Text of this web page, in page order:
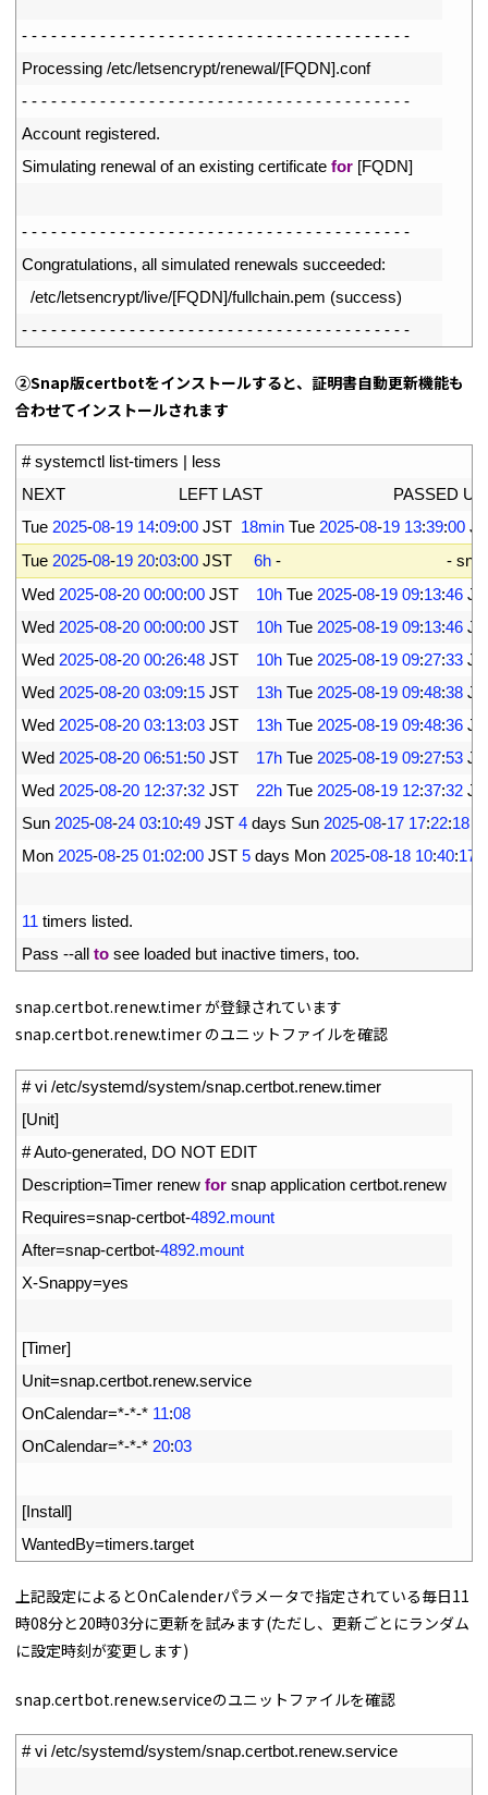
- - - - - - - - - - - - - - - - - - - - - - - - - - - - - - - - - - - - - - - -
Processing /etc/letsencrypt/renewal/[FQDN].conf
- - - - - - - - - - - - - - - - - - - - - - - - - - - - - - - - - - - - - - - -
Account registered.
Simulating renewal of an existing certificate for [FQDN]
- - - - - - - - - - - - - - - - - - - - - - - - - - - - - - - - - - - - - - - -
Congratulations, all simulated renewals succeeded:
/etc/letsencrypt/live/[FQDN]/fullchain.pem (success)
- - - - - - - - - - - - - - - - - - - - - - - - - - - - - - - - - - - - - - - -
②Snap版certbotをインストールすると、証明書自動更新機能も
合わせてインストールされます
# systemctl list-timers | less
NEXT
LEFT LAST PASSED
Tue 2025-08-19 14:09:00 JST 18min Tue 2025-08-19 13:39:00
Tue 2025-08-19 20:03:00 JST 6h - -
Wed 2025-08-20 00:00:00 JST 10h Tue 2025-08-19 09:13:46
Wed 2025-08-20 00:00:00 JST 10h Tue 2025-08-19 09:13:46
Wed 2025-08-20 00:26:48 JST 10h Tue 2025-08-19 09:27:33
Wed 2025-08-20 03:09:15 JST 13h Tue 2025-08-19 09:48:38
Wed 2025-08-20 03:13:03 JST 13h Tue 2025-08-19 09:48:36
Wed 2025-08-20 06:51:50 JST 17h Tue 2025-08-19 09:27:53
Wed 2025-08-20 12:37:32 JST 22h Tue 2025-08-19 12:37:32
Sun 2025-08-24 03:10:49 JST 4 days Sun 2025-08-17 17:22:18
Mon 2025-08-25 01:02:00 JST 5 days Mon 2025-08-18 10:40:17
11 timers listed.
Pass --all to see loaded but inactive timers, too.
snap.certbot.renew.timer が登録されています
snap.certbot.renew.timer のユニットファイルを確認
# vi /etc/systemd/system/snap.certbot.renew.timer
[Unit]
# Auto-generated, DO NOT EDIT
Description=Timer renew for snap application certbot.renew
Requires=snap-certbot-4892.mount
After=snap-certbot-4892.mount
X-Snappy=yes
[Timer]
Unit=snap.certbot.renew.service
OnCalendar=*-*-* 11:08
OnCalendar=*-*-* 20:03
[Install]
WantedBy=timers.target
上記設定によるとOnCalenderパラメータで指定されている毎日11
時08分と20時03分に更新を試みます(ただし、更新ごとにランダム
に設定時刻が変更します)
snap.certbot.renew.serviceのユニットファイルを確認
# vi /etc/systemd/system/snap.certbot.renew.service